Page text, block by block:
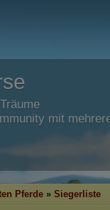
mit
Pferde » Siegerliste